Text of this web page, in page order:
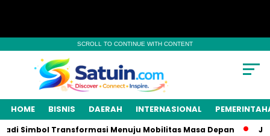
SCROLL TO CONTINUE WITH CONTENT
HOME BISNIS DAERAH INTERNASIONAL
Simbol Transformasi Menuju Mobilitas Masa Depan Job